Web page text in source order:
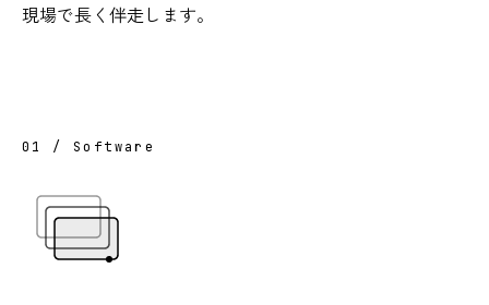
現場で長く伴走します。
01 / Software